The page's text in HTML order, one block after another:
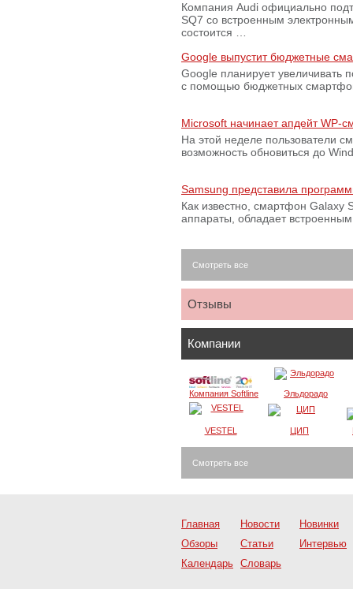
Компания Audi официально
SQ7 со встроенным
состоится …
Google выпустит бюджетные
Google планирует увеличивать
с помощью бюджетных
Microsoft начинает апдейт WP-
На этой неделе пользователи
возможность обновиться до
Samsung представила
Как известно, смартфон Galaxy
аппараты, обладает
Смотреть все
Отзывы
Компании
Компания Softline Эльдорадо
VESTEL ЦИП
Смотреть все
Главная Новости
Новинки
Обзоры
Статьи
Интервью
Календарь Словарь